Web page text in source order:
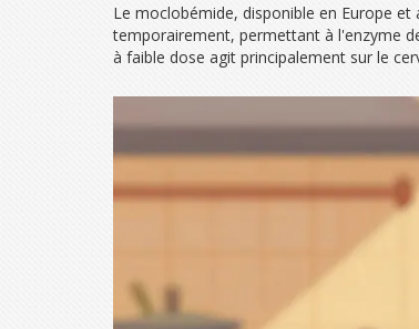
Le moclobémide, disponible en Europe
temporairement, permettant à l'enzyme
à faible dose agit principalement sur le